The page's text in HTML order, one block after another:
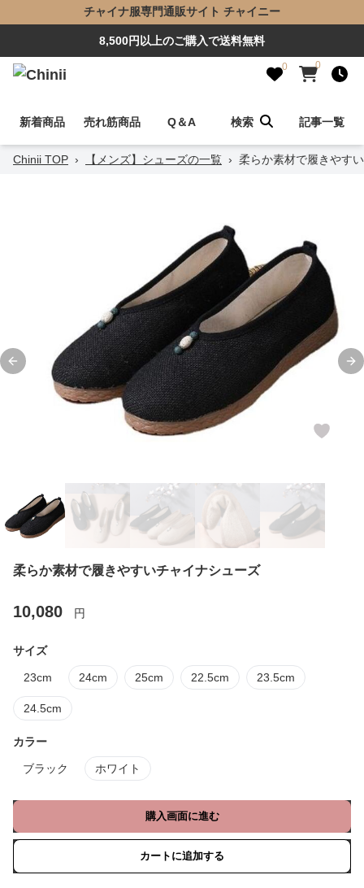
チャイナ服専門通販サイト チャイニー
8,500円以上のご購入で送料無料
0 0
新着商品 売れ筋商品 Q＆A 検索 記事一覧
Chinii TOP › 【メンズ】シューズの一覧 › 柔らか素材で履きやす
Previous slide
柔らか素材で履きやすいチャイナシューズ
10,080 円
サイズ
23cm 24cm 25cm 22.5cm 23.5cm
24.5cm
カラー
ブラック ホワイト
購入画面に進む
カートに追加する